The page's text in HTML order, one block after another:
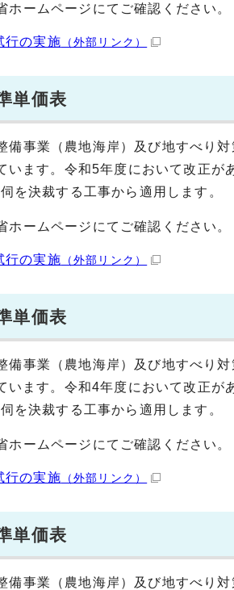
ームページにてご確認ください。
行の実施 （外部リンク）
単価表
事業（農地海岸）及び地すべり対
ます。令和5年度において改正が
を決裁する工事から適用します。
ームページにてご確認ください。
行の実施 （外部リンク）
単価表
事業（農地海岸）及び地すべり対
ます。令和4年度において改正が
を決裁する工事から適用します。
ームページにてご確認ください。
行の実施 （外部リンク）
単価表
事業（農地海岸）及び地すべり対